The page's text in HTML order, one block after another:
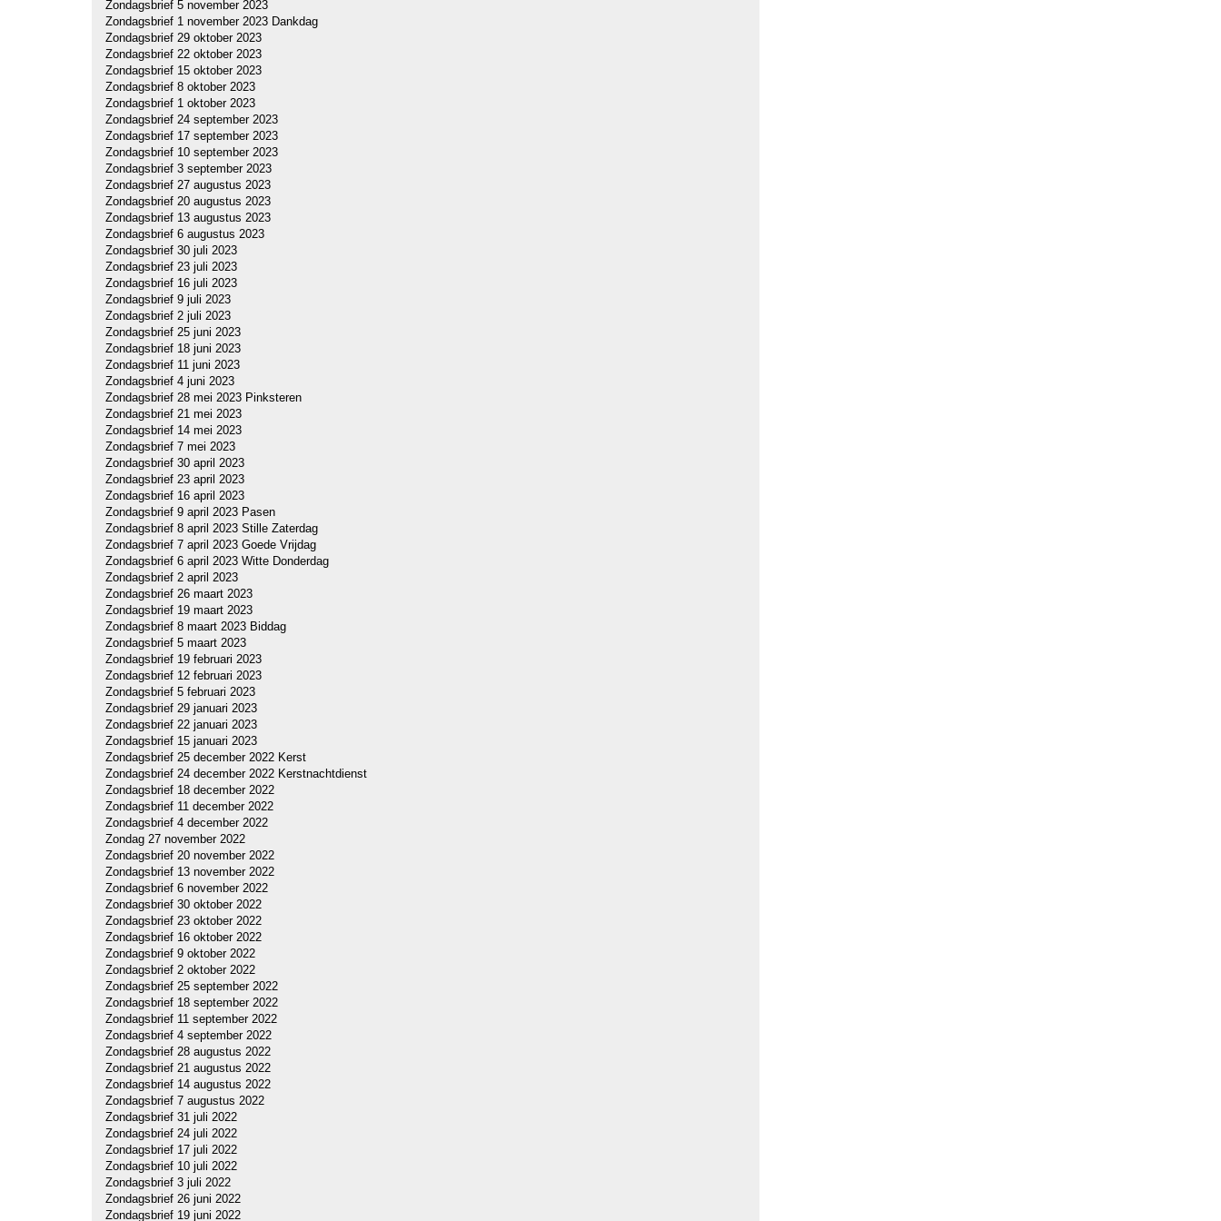
Zondagsbrief 5 november 2023
Zondagsbrief 1 november 2023 Dankdag
Zondagsbrief 29 oktober 2023
Zondagsbrief 22 oktober 2023
Zondagsbrief 15 oktober 2023
Zondagsbrief 8 oktober 2023
Zondagsbrief 1 oktober 2023
Zondagsbrief 24 september 2023
Zondagsbrief 17 september 2023
Zondagsbrief 10 september 2023
Zondagsbrief 3 september 2023
Zondagsbrief 27 augustus 2023
Zondagsbrief 20 augustus 2023
Zondagsbrief 13 augustus 2023
Zondagsbrief 6 augustus 2023
Zondagsbrief 30 juli 2023
Zondagsbrief 23 juli 2023
Zondagsbrief 16 juli 2023
Zondagsbrief 9 juli 2023
Zondagsbrief 2 juli 2023
Zondagsbrief 25 juni 2023
Zondagsbrief 18 juni 2023
Zondagsbrief 11 juni 2023
Zondagsbrief 4 juni 2023
Zondagsbrief 28 mei 2023 Pinksteren
Zondagsbrief 21 mei 2023
Zondagsbrief 14 mei 2023
Zondagsbrief 7 mei 2023
Zondagsbrief 30 april 2023
Zondagsbrief 23 april 2023
Zondagsbrief 16 april 2023
Zondagsbrief 9 april 2023 Pasen
Zondagsbrief 8 april 2023 Stille Zaterdag
Zondagsbrief 7 april 2023 Goede Vrijdag
Zondagsbrief 6 april 2023 Witte Donderdag
Zondagsbrief 2 april 2023
Zondagsbrief 26 maart 2023
Zondagsbrief 19 maart 2023
Zondagsbrief 8 maart 2023 Biddag
Zondagsbrief 5 maart 2023
Zondagsbrief 19 februari 2023
Zondagsbrief 12 februari 2023
Zondagsbrief 5 februari 2023
Zondagsbrief 29 januari 2023
Zondagsbrief 22 januari 2023
Zondagsbrief 15 januari 2023
Zondagsbrief 25 december 2022 Kerst
Zondagsbrief 24 december 2022 Kerstnachtdienst
Zondagsbrief 18 december 2022
Zondagsbrief 11 december 2022
Zondagsbrief 4 december 2022
Zondag 27 november 2022
Zondagsbrief 20 november 2022
Zondagsbrief 13 november 2022
Zondagsbrief 6 november 2022
Zondagsbrief 30 oktober 2022
Zondagsbrief 23 oktober 2022
Zondagsbrief 16 oktober 2022
Zondagsbrief 9 oktober 2022
Zondagsbrief 2 oktober 2022
Zondagsbrief 25 september 2022
Zondagsbrief 18 september 2022
Zondagsbrief 11 september 2022
Zondagsbrief 4 september 2022
Zondagsbrief 28 augustus 2022
Zondagsbrief 21 augustus 2022
Zondagsbrief 14 augustus 2022
Zondagsbrief 7 augustus 2022
Zondagsbrief 31 juli 2022
Zondagsbrief 24 juli 2022
Zondagsbrief 17 juli 2022
Zondagsbrief 10 juli 2022
Zondagsbrief 3 juli 2022
Zondagsbrief 26 juni 2022
Zondagsbrief 19 juni 2022